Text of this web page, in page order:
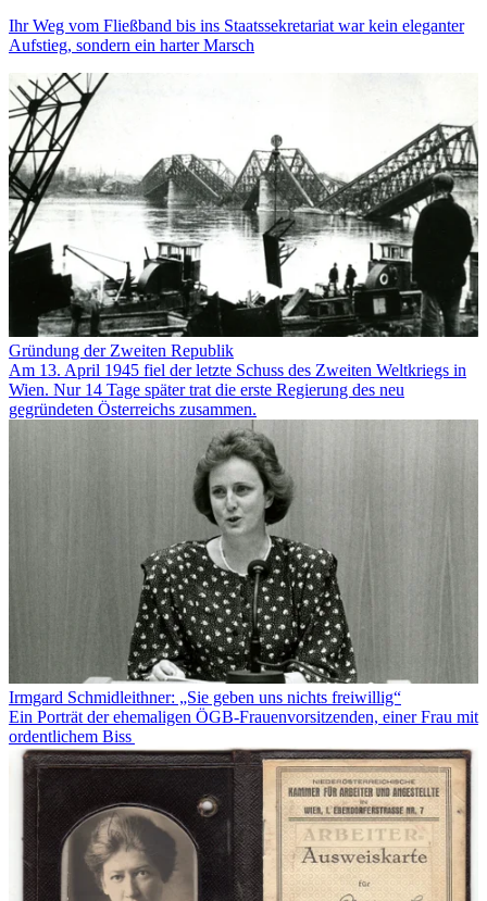
Ihr Weg vom Fließband bis ins Staatssekretariat war kein eleganter
Aufstieg, sondern ein harter Marsch
Gründung der Zweiten Republik
Am 13. April 1945 fiel der letzte Schuss des Zweiten Weltkriegs in
Wien. Nur 14 Tage später trat die erste Regierung des neu
gegründeten Österreichs zusammen.
Irmgard Schmidleithner: „Sie geben uns nichts freiwillig“
Ein Porträt der ehemaligen ÖGB-Frauenvorsitzenden, einer Frau mit
ordentlichem Biss